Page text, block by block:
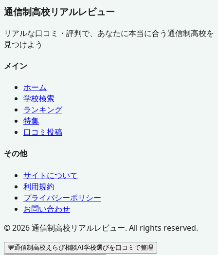
通信制高校リアルレビュー
リアルな口コミ・評判で、あなたに本当に合う通信制高校を
見つけよう
メイン
ホーム
学校検索
ランキング
特集
口コミ投稿
その他
サイトについて
利用規約
プライバシーポリシー
お問い合わせ
©2026通信制高校リアルレビュー. All rights reserved.
💬通信制高校えらび相談AI学校選びを口コミで整理